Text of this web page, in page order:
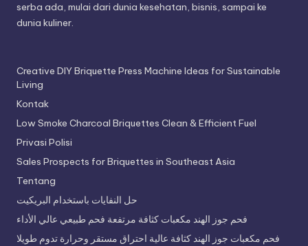
serba ada, mulai dari dunia kesehatan, bisnis, sampai ke
dunia kuliner.
Creative DIY Briquette Press Machine Ideas for Sustainable
Living
Kontak
Low Smoke Charcoal Briquettes Clean & Efficient Fuel
Privasi Polisi
Sales Prospects for Briquettes in Southeast Asia
Tentang
حل النفايات باستخدام البريكيت
فحم جوز الهند مكعبات كثافة مرتفعة فحم طبيعي عالي الأداء
فحم مكعبات جوز الهند كثافة عالية احتراق مستقر وحرارة تدوم طويلا